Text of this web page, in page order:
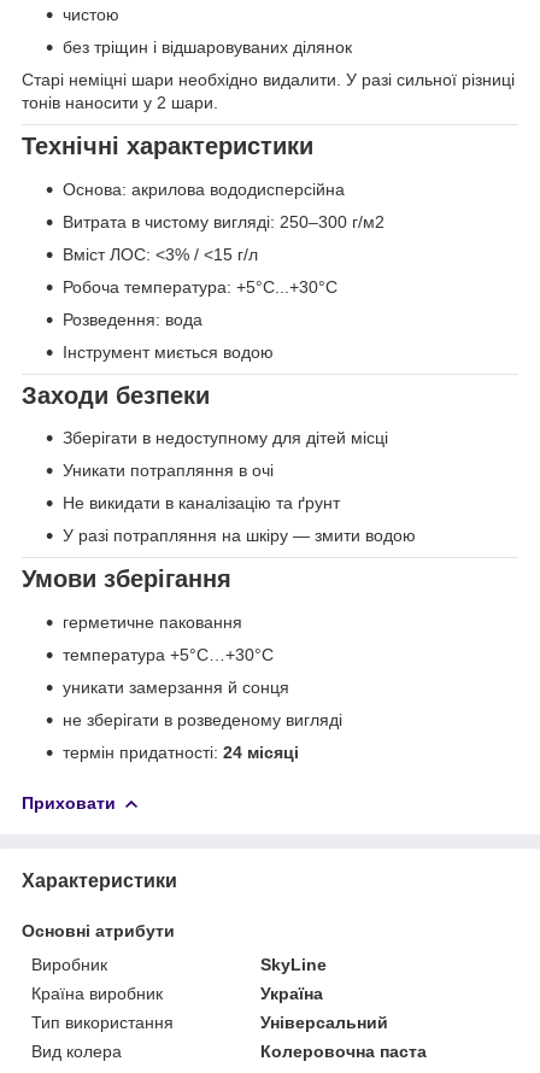
чистою
без тріщин і відшаровуваних ділянок
Старі неміцні шари необхідно видалити. У разі сильної різниці
тонів наносити у 2 шари.
Технічні характеристики
Основа: акрилова вододисперсійна
Витрата в чистому вигляді: 250–300 г/м2
Вміст ЛОС: <3% / <15 г/л
Робоча температура: +5°C...+30°C
Розведення: вода
Інструмент миється водою
Заходи безпеки
Зберігати в недоступному для дітей місці
Уникати потрапляння в очі
Не викидати в каналізацію та ґрунт
У разі потрапляння на шкіру — змити водою
Умови зберігання
герметичне паковання
температура +5°C…+30°C
уникати замерзання й сонця
не зберігати в розведеному вигляді
термін придатності: 24 місяці
Приховати
Характеристики
Основні атрибути
Виробник
SkyLine
Країна виробник
Україна
Тип використання
Універсальний
Вид колера
Колеровочна паста